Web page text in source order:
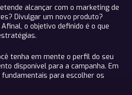
alcançar com o marketing de
Divulgar um novo produto?
o objetivo definido é o que
tenha em mente o perfil do seu
disponível para a campanha. Em
para escolher os